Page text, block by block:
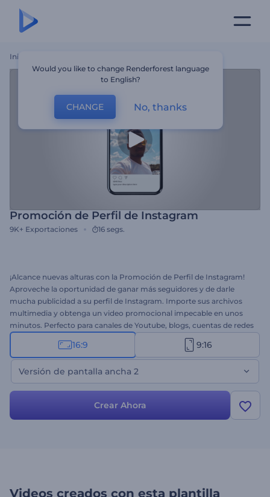
Inicio
Promoción de Perfil de Instagram
9K+ Exportaciones 16 segs.
¡Alcance nuevas alturas con la Promoción de Perfil de Instagram!
Aproveche la oportunidad de ganar más seguidores y de darle
mucha publicidad a su perfil de Instagram. Importe sus archivos
multimedia y obtenga un video promocional impecable en unos
minutos. Perfecto para canales de Youtube, blogs, cuentas de redes
sociales, anuncios y más. Promocione su cuenta de Instagram en
las redes sociales y encuentre su camino a la fama. ¡Pruebe esta
versión ya de forma gratuita!
16:9 9:16
Versión de pantalla ancha 2
Crear Ahora
Videos creados con esta plantilla
Would you like to change Renderforest language
to English?
CHANGE No, thanks